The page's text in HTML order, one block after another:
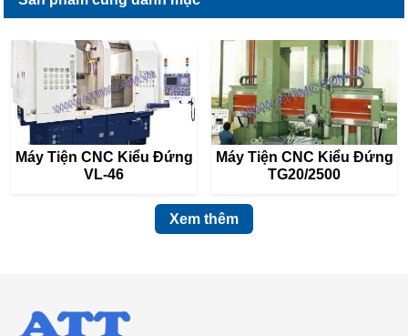
Máy Tiện CNC Kiểu Đứng
VL-46
Máy Tiện CNC Kiểu Đứng
TG20/2500
Xem thêm